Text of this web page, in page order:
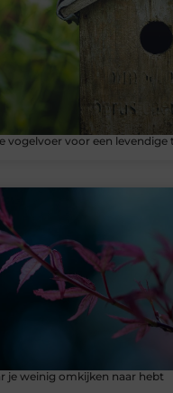
vogelvoer voor een levendige
je weinig omkijken naar hebt